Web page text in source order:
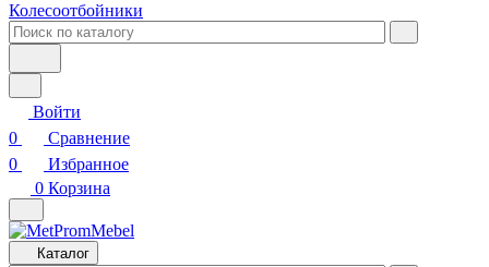
Колесоотбойники
Войти
0
Сравнение
0
Избранное
0 Корзина
Каталог